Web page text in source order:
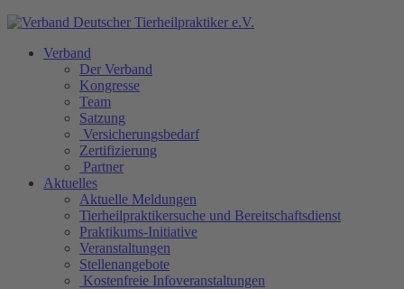
Verband
Der Verband
Kongresse
Team
Satzung
Versicherungsbedarf
Zertifizierung
Partner
Aktuelles
Aktuelle Meldungen
Tierheilpraktikersuche und Bereitschaftsdienst
Praktikums-Initiative
Veranstaltungen
Stellenangebote
Kostenfreie Infoveranstaltungen